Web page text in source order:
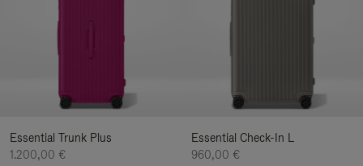
Essential Trunk Plus
1.200,00 €
Essential Check-In L
960,00 €